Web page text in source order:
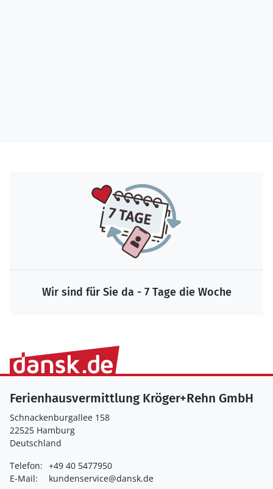
Wir sind für Sie da - 7 Tage die Woche
Ferienhausvermittlung Kröger+Rehn GmbH
Schnackenburgallee 158
22525 Hamburg
Deutschland
Telefon: +49 40 5477950
E-Mail:
kundenservice@dansk.de